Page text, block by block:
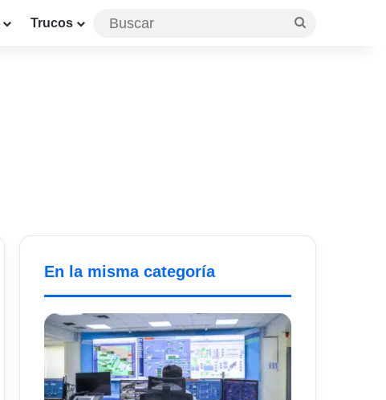
Trucos
En la misma categoría